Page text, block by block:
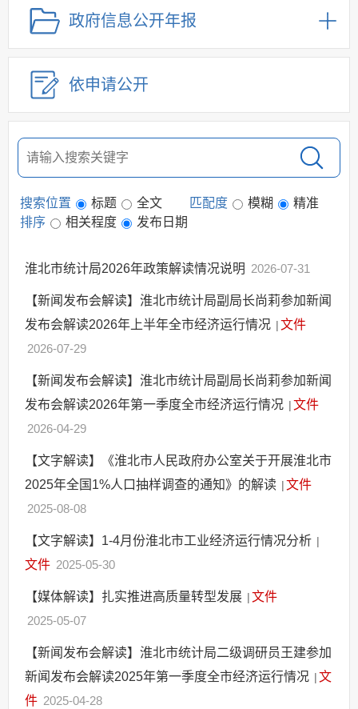
规划信息
建议提案办理
公务员及事业单位招录
应急管理
回应关切
监督保障
其他法定信息
政府信息公开年报
依申请公开
搜索位置 标题 全文 匹配度 模糊
精准
排序
相关程度 发布日期
淮北市统计局2026年政策解读情况说明 2026-07-31
【新闻发布会解读】淮北市统计局副局长尚莉参加新闻
发布会解读2026年上半年全市经济运行情况 |文件
2026-07-29
【新闻发布会解读】淮北市统计局副局长尚莉参加新闻
发布会解读2026年第一季度全市经济运行情况 |文件
2026-04-29
【文字解读】《淮北市人民政府办公室关于开展淮北市
2025年全国1%人口抽样调查的通知》的解读 |文件
2025-08-08
【文字解读】1-4月份淮北市工业经济运行情况分析 |
文件 2025-05-30
【媒体解读】扎实推进高质量转型发展 |文件
2025-05-07
【新闻发布会解读】淮北市统计局二级调研员王建参加
新闻发布会解读2025年第一季度全市经济运行情况 |文
件 2025-04-28